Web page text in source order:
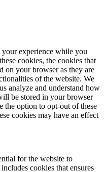
experience while you
cookies, the cookies that
on your browser as they are
of the website. We
analyze and understand how
be stored in your browser
the option to opt-out of these
cookies may have an effect
for the website to
cookies that ensures